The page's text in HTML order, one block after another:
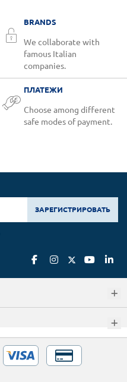
BRANDS
We collaborate with
famous Italian
companies.
ПЛАТЕЖИ
Choose among different
safe modes of payment.
ЗАРЕГИСТРИРОВАТЬ